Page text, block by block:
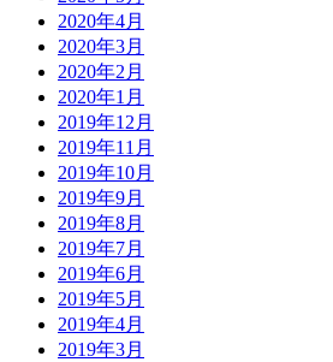
2020年4月
2020年3月
2020年2月
2020年1月
2019年12月
2019年11月
2019年10月
2019年9月
2019年8月
2019年7月
2019年6月
2019年5月
2019年4月
2019年3月